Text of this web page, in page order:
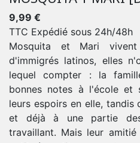
9,99 €
TTC Expédié sous 24h/48h
Mosquita et Mari
d'immigrés latinos, elles
lequel compter : la
bonnes notes à l'école et
leurs espoirs en elle,
et déjà à une partie
travaillant. Mais leur